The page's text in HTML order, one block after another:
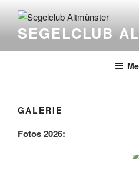
Inhalt
springenSEGELCLUB
GALERIE
Fotos 2026: